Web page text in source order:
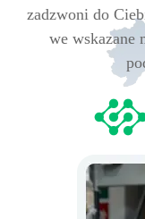
zadzwoni do
we wskazane